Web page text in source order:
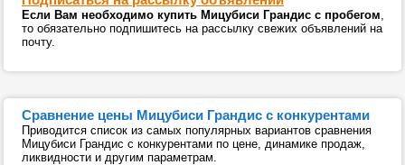
Если Вам необходимо купить Мицубиси Грандис с пробегом,
то обязательно подпишитесь на рассылку свежих объявлений на
почту.
Сравнение цены Мицубиси Грандис с конкурентами
Приводится список из самых популярных вариантов сравнения
Мицубиси Грандис с конкурентами по цене, динамике продаж,
ликвидности и другим параметрам.